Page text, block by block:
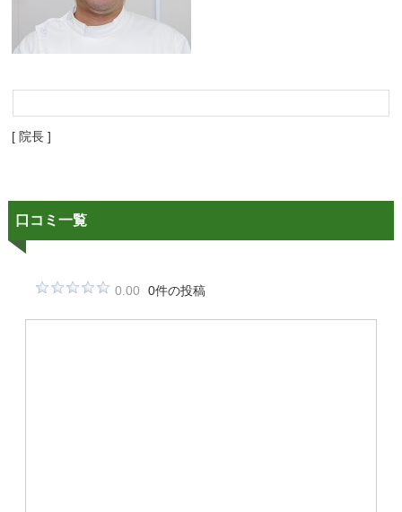
[ 院長 ]
口コミ一覧
0.00 0件の投稿